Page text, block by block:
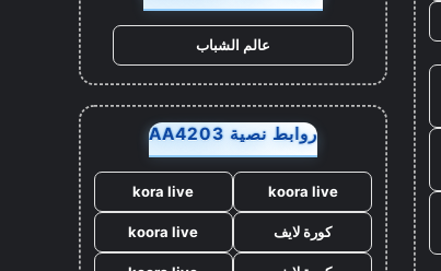
عالم الشباب
روابط نصية AA4203
koora live
kora live
كورة لايف koora live